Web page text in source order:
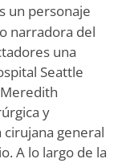
un personaje
narradora del
una
Seattle
y
general
A lo largo de la